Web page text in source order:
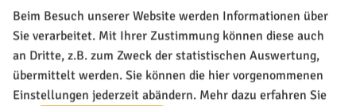
TOURISTINFO
Marktstraße 21
85135 Titting
08423/9921-28
Beim Besuch unserer Website werden Informationen über
Sie verarbeitet. Mit Ihrer Zustimmung können diese auch
an Dritte, z.B. zum Zweck der statistischen Auswertung,
übermittelt werden. Sie können die hier vorgenommenen
Einstellungen jederzeit abändern. Mehr dazu erfahren Sie